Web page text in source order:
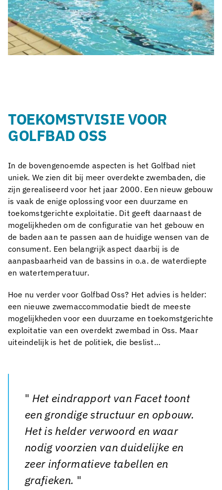
TOEKOMSTVISIE VOOR
GOLFBAD OSS
In de bovengenoemde aspecten is het Golfbad niet
uniek. We zien dit bij meer overdekte zwembaden, die
zijn gerealiseerd voor het jaar 2000. Een nieuw gebouw
is vaak de enige oplossing voor een duurzame en
toekomstgerichte exploitatie. Dit geeft daarnaast de
mogelijkheden om de configuratie van het gebouw en
de baden aan te passen aan de huidige wensen van de
consument. Een belangrijk aspect daarbij is de
aanpasbaarheid van de bassins in o.a. de waterdiepte
en watertemperatuur.
Hoe nu verder voor Golfbad Oss? Het advies is helder:
een nieuwe zwemaccommodatie biedt de meeste
mogelijkheden voor een duurzame en toekomstgerichte
exploitatie van een overdekt zwembad in Oss. Maar
uiteindelijk is het de politiek, die beslist…
Het eindrapport van Facet toont
een grondige structuur en opbouw.
Het is helder verwoord en waar
nodig voorzien van duidelijke en
zeer informatieve tabellen en
grafieken.